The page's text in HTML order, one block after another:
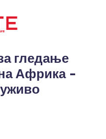
гледање
Африка -